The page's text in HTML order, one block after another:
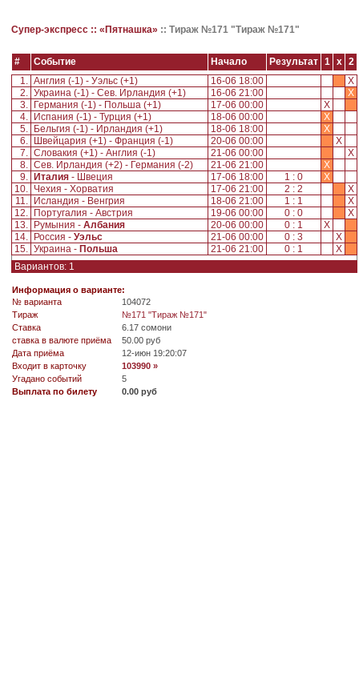
Супер-экспресс :: «Пятнашка» :: Тираж №171 "Тираж №171"
# Событие Начало Результат 1 x
2
1. Англия (-1) - Уэльс (+1) 16-06 18:00
X
2. Украина (-1) - Сев. Ирландия (+1) 16-06 21:00
X
3.
Германия (-1) - Польша (+1) 17-06 00:00
X
4.
Испания (-1) - Турция (+1) 18-06 00:00
X
5.
Бельгия (-1) - Ирландия (+1) 18-06 18:00
X
6.
Швейцария (+1) - Франция (-1) 20-06 00:00
X
7. Словакия (+1) - Англия (-1) 21-06 00:00
X
8. Сев. Ирландия (+2) - Германия (-2) 21-06 21:00
X
9.
Италия - Швеция 17-06 18:00 1 : 0
X
10. Чехия - Хорватия 17-06 21:00 2 : 2
X
11.
Исландия - Венгрия 18-06 21:00 1 : 1
X
12.
Португалия - Австрия 19-06 00:00 0 : 0
X
13.
Румыния - Албания 20-06 00:00 0 : 1
X
14.
Россия - Уэльс 21-06 00:00 0 : 3
X
15. Украина - Польша 21-06 21:00 0 : 1
X
Вариантов: 1
Информация о варианте:
№ варианта
104072
Tираж
№171 "Тираж №171"
Ставка
6.17 сомони
ставка в валюте приёма
50.00 руб
Дата приёма
12-июн 19:20:07
Входит в карточку
103990 »
Угадано событий
5
Выплата по билету
0.00 руб